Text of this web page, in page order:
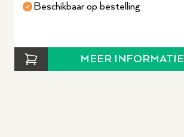
Beschikbaar op bestelling
MEER INFORMATIE